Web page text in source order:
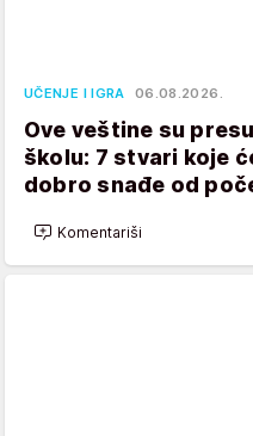
UČENJE I IGRA 06.08.2026.
Ove veštine su
školu: 7 stvari koje
dobro snađe od
Komentariši